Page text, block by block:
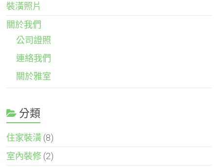
裝潢照片
關於我們
公司證照
連絡我們
關於雅室
分類
住家裝潢 (8)
室內裝修 (2)